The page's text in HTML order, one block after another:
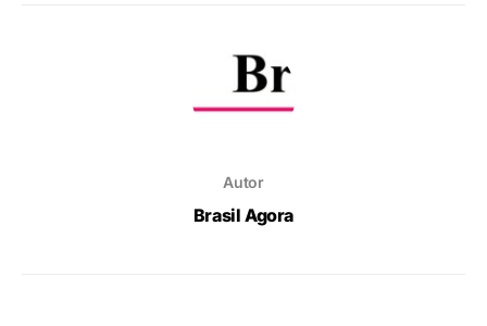
Autor
Brasil Agora